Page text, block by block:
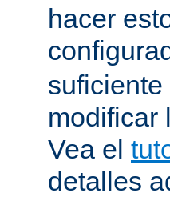
hacer
modificar
Vea el
detalles